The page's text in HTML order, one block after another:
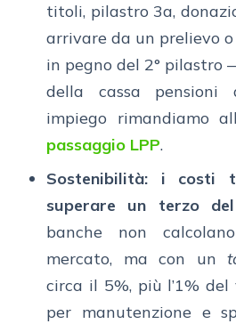
titoli, pilastro 3a,
arrivare da un prelievo
in pegno del 2° pilastro
della cassa pensioni
impiego rimandiamo
passaggio LPP.
Sostenibilità: i costi
superare un terzo
banche non
mercato, ma con un
circa il 5%, più l’1% del
per manutenzione e